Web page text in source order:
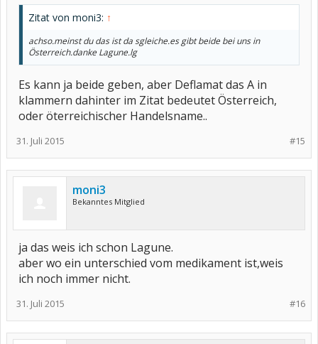
Zitat von moni3: ↑
achso.meinst du das ist da sgleiche.es gibt beide bei uns in
Österreich.danke Lagune.lg
Es kann ja beide geben, aber Deflamat das A in
klammern dahinter im Zitat bedeutet Österreich,
oder öterreichischer Handelsname..
#15
31. Juli 2015
moni3
Bekanntes Mitglied
ja das weis ich schon Lagune.
aber wo ein unterschied vom medikament ist,weis
ich noch immer nicht.
#16
31. Juli 2015